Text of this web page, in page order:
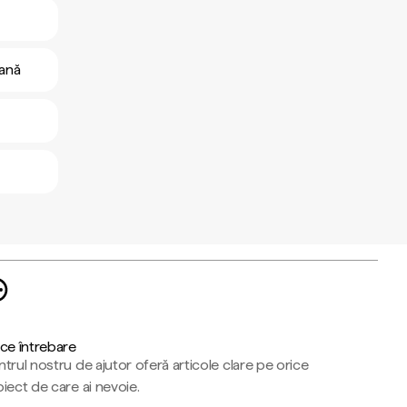
întrebare
nostru de ajutor oferă articole clare pe orice
de care ai nevoie.